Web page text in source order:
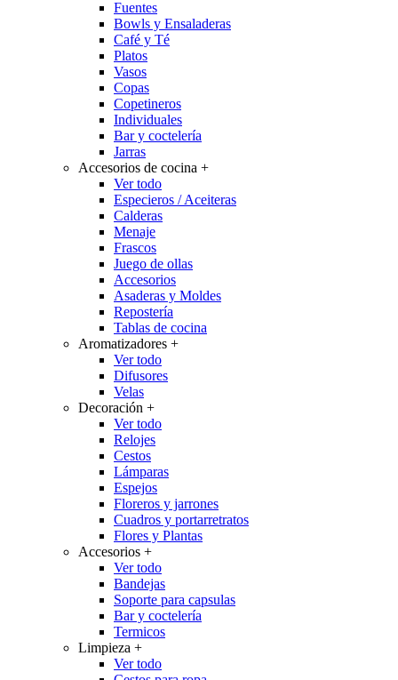
Fuentes
Bowls y Ensaladeras
Café y Té
Platos
Vasos
Copas
Copetineros
Individuales
Bar y coctelería
Jarras
Accesorios de cocina +
Ver todo
Especieros / Aceiteras
Calderas
Menaje
Frascos
Juego de ollas
Accesorios
Asaderas y Moldes
Repostería
Tablas de cocina
Aromatizadores +
Ver todo
Difusores
Velas
Decoración +
Ver todo
Relojes
Cestos
Lámparas
Espejos
Floreros y jarrones
Cuadros y portarretratos
Flores y Plantas
Accesorios +
Ver todo
Bandejas
Soporte para capsulas
Bar y coctelería
Termicos
Limpieza +
Ver todo